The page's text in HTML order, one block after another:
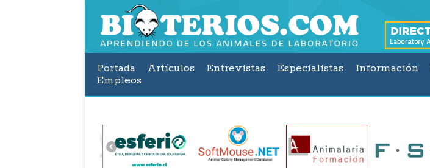
Portada Artículos Entrevistas Especialistas Información
Empleos